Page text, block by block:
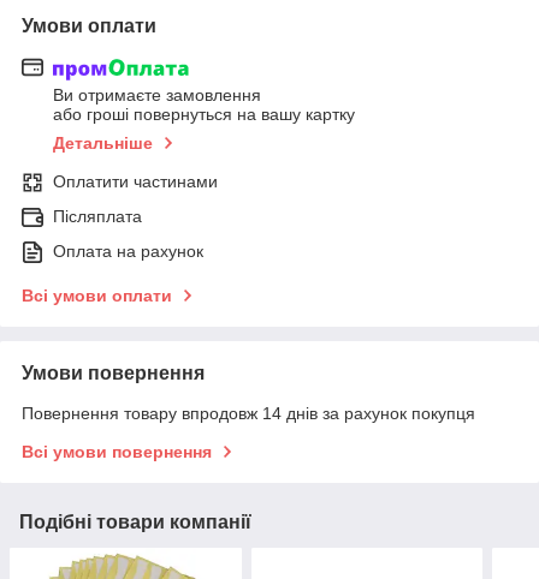
Умови оплати
Ви отримаєте замовлення
або гроші повернуться на вашу картку
Детальніше
Оплатити частинами
Післяплата
Оплата на рахунок
Всі умови оплати
Умови повернення
Повернення товару впродовж 14 днів за рахунок покупця
Всі умови повернення
Подібні товари компанії